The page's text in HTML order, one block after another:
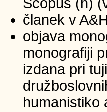
Scopus (h)
članek v
objava
monografiji
izdana pri
humanistiko